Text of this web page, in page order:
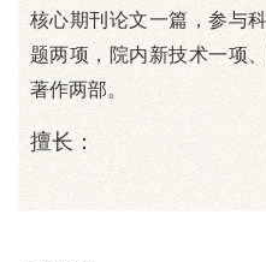
核心期刊论文一篇，参与
题两项，院内新技术一项
著作两部。
擅长：